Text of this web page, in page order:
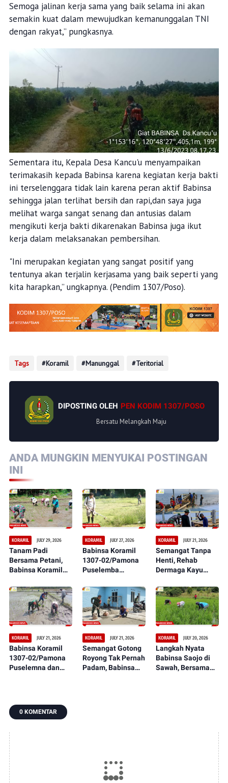
Semoga jalinan kerja sama yang baik selama ini akan
semakin kuat dalam mewujudkan kemanunggalan TNI
dengan rakyat,” pungkasnya.
Sementara itu, Kepala Desa Kancu'u menyampaikan
terimakasih kepada Babinsa karena kegiatan kerja bakti
ini terselenggara tidak lain karena peran aktif Babinsa
sehingga jalan terlihat bersih dan rapi,dan saya juga
melihat warga sangat senang dan antusias dalam
mengikuti kerja bakti dikarenakan Babinsa juga ikut
kerja dalam melaksanakan pembersihan.
"Ini merupakan kegiatan yang sangat positif yang
tentunya akan terjalin kerjasama yang baik seperti yang
kita harapkan,” ungkapnya. (Pendim 1307/Poso).
Tags Koramil Manunggal Teritorial
DIPOSTING OLEH PEN KODIM 1307/POSO
Bersatu Melangkah Maju
ANDA MUNGKIN MENYUKAI POSTINGAN
INI
KORAMIL JULY 29, 2026
Tanam Padi
Bersama Petani,
Babinsa Koramil
Puselemba Dukung
Peningkatan Hasil
Panen dan
Ketahanan Pangan
KORAMIL JULY 27, 2026
Babinsa Koramil
1307-02/Pamona
Puselemba
Masyarakat
Ciptakan Lapangan
Sepak Bola Bersih,
Nyaman, dan
Representatif
KORAMIL JULY 21, 2026
Semangat Tanpa
Henti, Rehab
Dermaga Kayu
Teritorial TNI Terus
Tunjukkan
Perkembangan
Signifikan
KORAMIL JULY 21, 2026
Babinsa Koramil
1307-02/Pamona
Puselemna dan
Jadi Awal Harapan
Panen Berlimpah
KORAMIL JULY 21, 2026
Semangat Gotong
Royong Tak Pernah
Padam, Babinsa
KORAMIL JULY 20, 2026
Langkah Nyata
Babinsa Saojo di
Sawah, Bersama
0 KOMENTAR